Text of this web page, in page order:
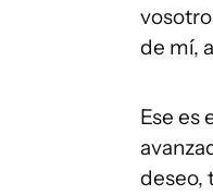
de mí,
Ese es
deseo,